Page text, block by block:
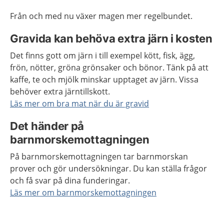
Från och med nu växer magen mer regelbundet.
Gravida kan behöva extra järn i kosten
Det finns gott om järn i till exempel kött, fisk, ägg,
frön, nötter, gröna grönsaker och bönor. Tänk på att
kaffe, te och mjölk minskar upptaget av järn. Vissa
behöver extra järntillskott.
Läs mer om bra mat när du är gravid
Det händer på
barnmorskemottagningen
På barnmorskemottagningen tar barnmorskan
prover och gör undersökningar. Du kan ställa frågor
och få svar på dina funderingar.
Läs mer om barnmorskemottagningen